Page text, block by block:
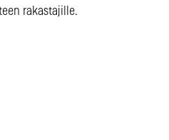
rakastajille.